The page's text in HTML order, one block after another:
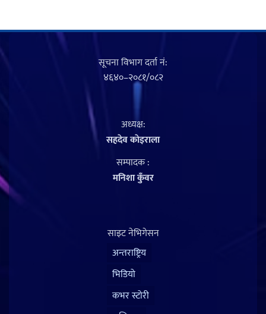
सूचना विभाग दर्ता नं‍:
४६४०–२०८१/०८२
अध्यक्ष:
सहदेव काेइराला
सम्पादक :
मनिशा कुँवर
साइट नेभिगेसन
अन्तराष्ट्रिय
भिडियो
कभर स्टोरी